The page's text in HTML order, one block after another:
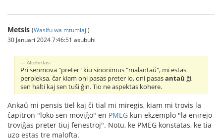
Metsis (Wasifu wa mtumiaji)
30 Januari 2024 7:46:51 asubuhi
Altebrilas:
Pri senmova "preter" kiu sinonimus "malantaŭ", mi estas
perpleksa, ĉar kiam oni pasas preter io, oni pasasantaŭ ĝi,
sen halti kaj sen tuŝi ĝin. Tio ne aspektas kohere.
Ankaŭ mi pensis tiel kaj ĉi tial mi miregis, kiam mi trovis la
ĉapitron "loko sen moviĝo" en PMEG kun ekzemplo "la enirejo
troviĝas preter tiuj fenestroj". Notu, ke PMEG konstatas, ke tia
uzo estas tre malofta.